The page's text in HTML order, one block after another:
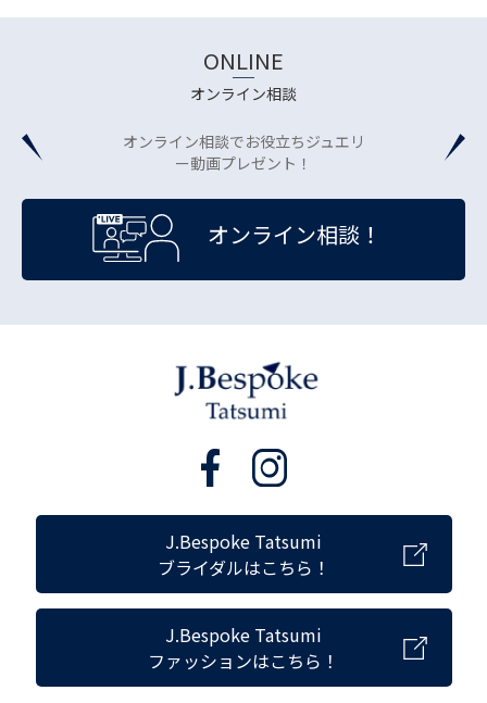
ONLINE
オンライン相談
オンライン相談でお役立ちジュエリ
ー動画プレゼント！
オンライン相談！
J.Bespoke Tatsumi
ブライダルはこちら！
J.Bespoke Tatsumi
ファッションはこちら！